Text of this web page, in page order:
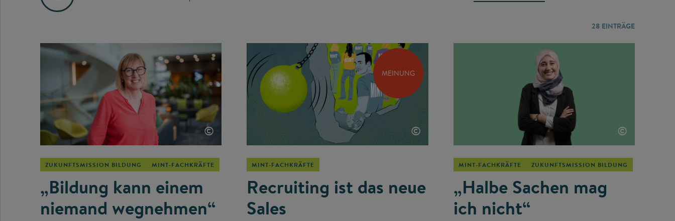
28 EINTRÄGE
©
ZUKUNFTSMISSION BILDUNG MINT-FACHKRÄFTE
„Bildung kann einem
niemand wegnehmen“
MEINUNG
©
MINT-FACHKRÄFTE
Recruiting ist das neue
Sales
©
MINT-FACHKRÄFTE ZUKUNFTSMISSION BILDUNG
„Halbe Sachen mag
ich nicht“